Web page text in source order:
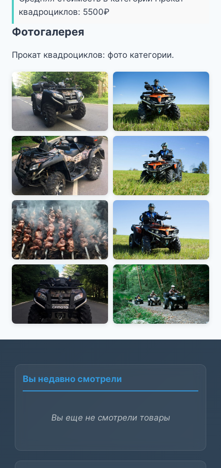
квадроциклов: 5500₽
Фотогалерея
Прокат квадроциклов: фото категории.
Вы недавно смотрели
Вы еще не смотрели товары